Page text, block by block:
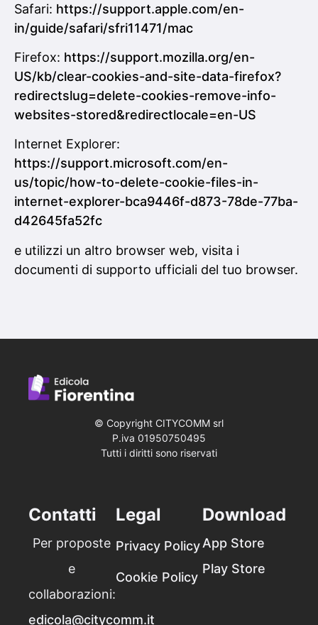
Safari: https://support.apple.com/en-
in/guide/safari/sfri11471/mac
Firefox: https://support.mozilla.org/en-
US/kb/clear-cookies-and-site-data-firefox?
redirectslug=delete-cookies-remove-info-
websites-stored&redirectlocale=en-US
Internet Explorer:
https://support.microsoft.com/en-
us/topic/how-to-delete-cookie-files-in-
internet-explorer-bca9446f-d873-78de-77ba-
d42645fa52fc
e utilizzi un altro browser web, visita i
documenti di supporto ufficiali del tuo browser.
© Copyright CITYCOMM srl
P.iva 019507‍50495
Tutti i diritti sono riservati
Contatti
Per proposte
e
collaborazioni:
edicola@citycomm.it
Legal
Privacy Policy
Cookie Policy
Download
App Store
Play Store